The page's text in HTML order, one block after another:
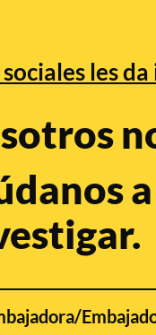
les da
a
This content has NOT